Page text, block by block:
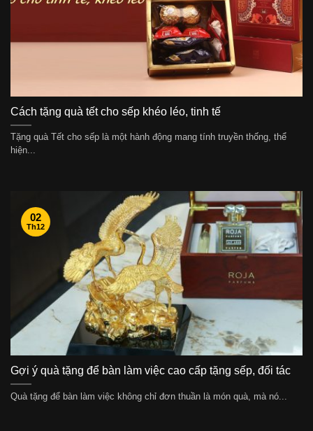
Cách tặng quà tết cho sếp khéo léo, tinh tế
Tặng quà Tết cho sếp là một hành động mang tính truyền thống, thể
hiện...
Gợi ý quà tặng để bàn làm việc cao cấp tặng sếp, đối tác
Quà tặng để bàn làm việc không chỉ đơn thuần là món quà, mà nó...
02
Th12